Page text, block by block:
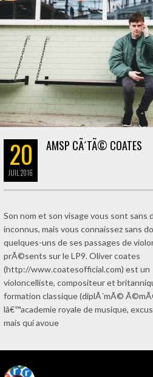
20
JUIL 2016
AMSP CÃ´TÃ© COATES
Son nom et son visage vous sont sans
inconnus, mais vous connaissez sans
quelques-uns de ses passages de
prÃ©sents sur le LP9. Oliver coates
(http://www.coatesofficial.com) est un
violoncelliste, compositeur et
formation classique (diplÃ´mÃ©
lâ€™academie royale de musique,
mais qui avoue